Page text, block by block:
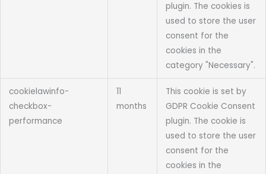
plugin. The cookies is
used to store the user
consent for the
cookies in the
category "Necessary".
cookielawinfo-
checkbox-
performance
11
months
This cookie is set by
GDPR Cookie Consent
plugin. The cookie is
used to store the user
consent for the
cookies in the